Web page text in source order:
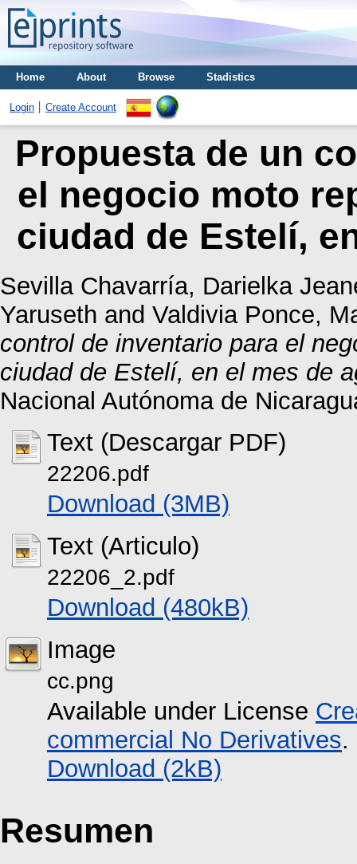
Home About Browse Stadistics
Login Create Account
Propuesta de un
el negocio moto
ciudad de Estelí,
Sevilla Chavarría, Darielka
Yaruseth and Valdivia Ponce,
control de inventario para el
ciudad de Estelí, en el mes de
Nacional Autónoma de
Text (Descargar PDF)
22206.pdf
Download (3MB)
Text (Articulo)
22206_2.pdf
Download (480kB)
Image
cc.png
Available under License
commercial No Derivatives.
Download (2kB)
Resumen